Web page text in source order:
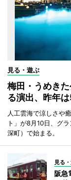
見る・遊ぶ
梅田・うめき
る演出、昨年
人工雲海で涼しさや
ト」が8月10日、グ
深町）で始まる。
見る
阪急